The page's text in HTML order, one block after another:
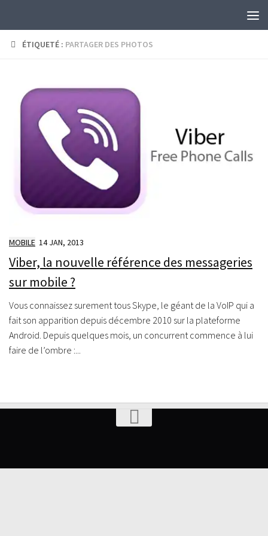
ÉTIQUETÉ : PARTAGER DES PHOTOS
MOBILE 14 JAN, 2013
Viber, la nouvelle référence des messageries
sur mobile ?
Vous connaissez surement tous Skype, le géant de la VoIP qui a
fait son apparition depuis décembre 2010 sur la plateforme
Android. Depuis quelques mois, un concurrent commence à lui
faire de l’ombre :...